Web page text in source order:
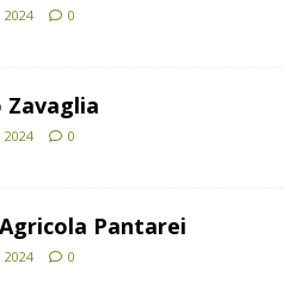
0
0
Pantarei
2024 0